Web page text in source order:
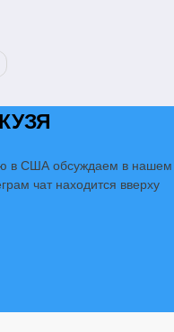
в США обсуждаем в нашем
чат находится вверху